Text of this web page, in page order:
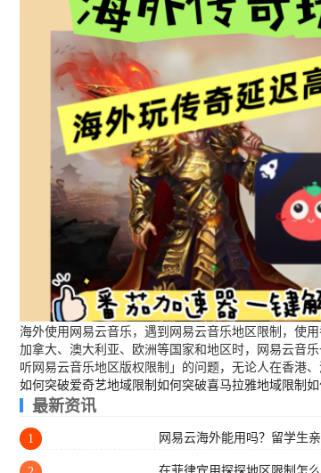
海外使用网易云音乐，遇到网易云音乐地区限制，使
加拿大、澳大利亚、欧洲等国家和地区时，网易云音
听网易云音乐地区版权限制」的问题，无论人在香港
如何突破爱奇艺地域限制 如何突破喜马拉雅地域限制
最新资讯
1 网易云海外能用吗？留学生